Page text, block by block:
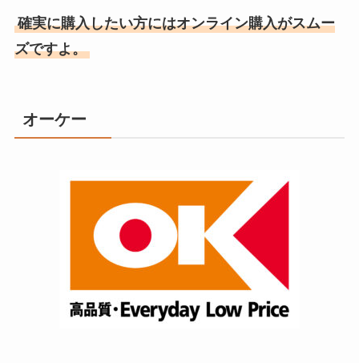
確実に購入したい方にはオンライン購入がスムー
ズですよ。
オーケー